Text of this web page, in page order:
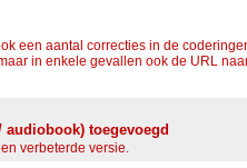
een aantal correcties in de
in enkele gevallen ook de URL
toegevoegd
verbeterde versie.